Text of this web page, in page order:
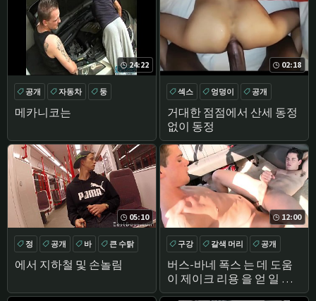
24:22
메카니코는
공개 자동차 둥
02:18
거대한 점점에서 산세 동정
없이 동정
섹스 엉덩이
공개
큰 엉덩이
05:10
에서 지하철 및 손놀림
정 공개 바 큰 수탉
12:00
버스-바네 폭스 는 데 도움
이 제이크 리용 을 얻 일 바
로 수탉
구강 갈색 머리
공개
바